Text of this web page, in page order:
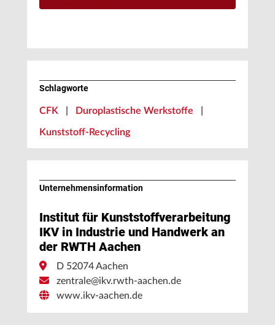
Schlagworte
CFK Duroplastische Werkstoffe
Kunststoff-Recycling
Unternehmens­information
Institut für Kunststoffverarbeitung
IKV in Industrie und Handwerk an
der RWTH Aachen
D 52074 Aachen
zentrale@ikv.rwth-aachen.de
www.ikv-aachen.de